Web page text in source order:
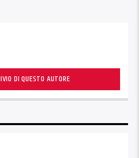
DI QUESTO AUTORE